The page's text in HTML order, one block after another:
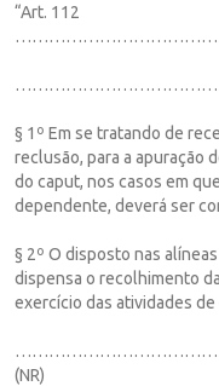
“Art. 112
§ 1º Em se tratando de
reclusão, para a apuração
do caput, nos casos em
dependente, deverá ser
§ 2º O disposto nas
dispensa o recolhimento
exercício das atividades
(NR)